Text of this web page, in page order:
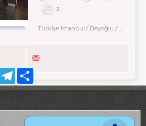
2
Türkiye İstanbul / Beyoğlu / Taksim
WhatsAppTelegram